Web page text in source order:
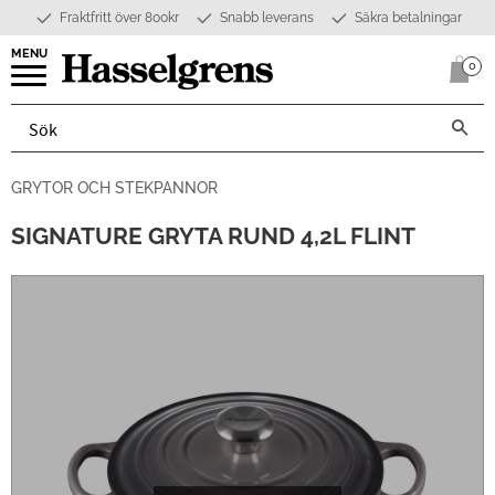
Meny
Fraktfritt över 800kr Snabb leverans Säkra betalningar
0
GRYTOR OCH STEKPANNOR
SIGNATURE GRYTA RUND 4,2L FLINT